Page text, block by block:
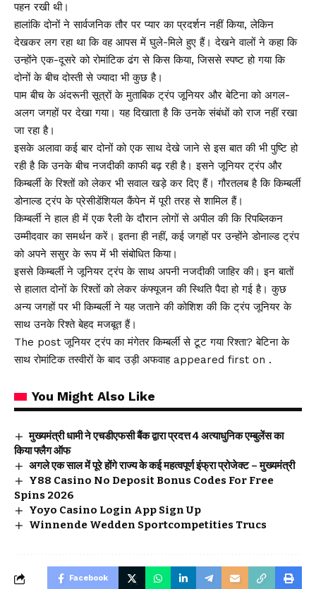
पहन रखी थी।
हालांकि दोनों ने सार्वजनिक तौर पर प्यार का प्रदर्शन नहीं किया, लेकिन
देखकर लग रहा था कि वह आपस में घुले-मिले हुए हैं। देखने वालों ने कहा कि
उन्होंने एक-दूसरे को रोमांटिक ढंग से किस किया, जिससे स्पष्ट हो गया कि
दोनों के बीच दोस्ती से ज्यादा भी कुछ है।
पाम बीच के अंदरूनी सूत्रों के मुताबिक ट्रंप जूनियर और बेटिना को अगल-
अलग जगहों पर देखा गया। यह दिखाता है कि उनके संबंधों को राज नहीं रखा
जा रहा है।
इसके अलावा कई बार दोनों को एक साथ देखे जाने से इस बात की भी पुष्टि हो
रही है कि उनके बीच नजदीकी काफी बढ़ रही है। इसने जूनियर ट्रंप और
किम्बर्ली के रिश्तों को लेकर भी सवाल खड़े कर दिए हैं। गौरतलब है कि किम्बर्ली
डोनाल्ड ट्रंप के प्रेसीडेंशियल कैंपेन में पूरी तरह से शामिल हैं।
किम्बर्ली ने हाल ही में एक रैली के दौरान लोगों से अपील की कि रिपब्लिकन
उम्मीदवार का समर्थन करें। इतना ही नहीं, कई जगहों पर उन्होंने डोनाल्ड ट्रंप
को अपने ससुर के रूप में भी संबोधित किया।
इससे किम्बर्ली ने जूनियर ट्रंप के साथ अपनी नजदीकी जाहिर की। इन बातों
से हालात दोनों के रिश्तों को लेकर कंफ्यूजन की स्थिति पैदा हो गई है। कुछ
अन्य जगहों पर भी किम्बर्ली ने यह जताने की कोशिश की कि ट्रंप जूनियर के
साथ उनके रिश्ते बेहद मजबूत हैं।
The post जूनियर ट्रंप का मंगेतर किम्बर्ली से टूट गया रिश्ता? बेटिना के
साथ रोमांटिक तस्वीरों के बाद उड़ी अफवाह appeared first on .
You Might Also Like
मुख्यमंत्री धामी ने एचडीएफसी बैंक द्वारा प्रदत्त 4 अत्याधुनिक एम्बुलेंस का
किया फ्लैग ऑफ
अगले एक साल में पूरे होंगे राज्य के कई महत्वपूर्ण इंफ्रा प्रोजेक्ट – मुख्यमंत्री
Y88 Casino No Deposit Bonus Codes For Free
Spins 2026
Yoyo Casino Login App Sign Up
Winnende Wedden Sportcompetities Trucs
Facebook